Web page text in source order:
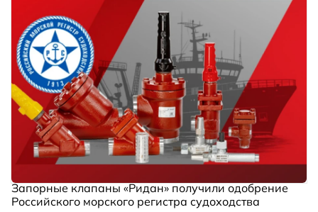
Запорные клапаны «Ридан» получили одобрение
Российского морского регистра судоходства